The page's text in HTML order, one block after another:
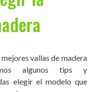
vallas de madera
algunos tips y
elegir el modelo que